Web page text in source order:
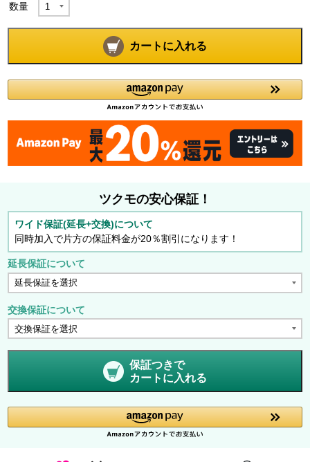
数量
カートに入れる
ツクモの安心保証！
ワイド保証(延長+交換)について
同時加入で片方の保証料金が20％割引になります！
延長保証について
交換保証について
保証つきで
カートに入れる